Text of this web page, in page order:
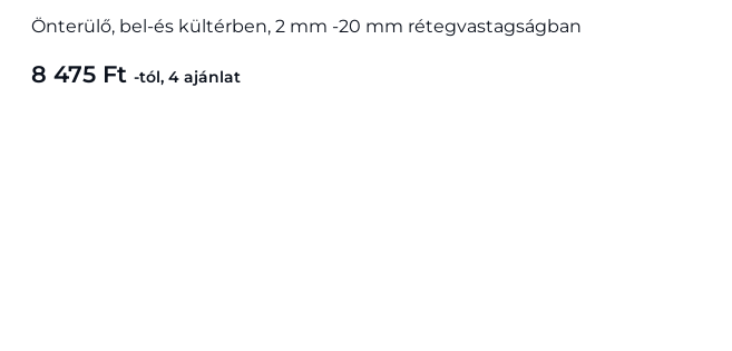
Önterülő, bel-és kültérben, 2 mm -20 mm rétegvastagságban
8 475 Ft -tól, 4 ajánlat